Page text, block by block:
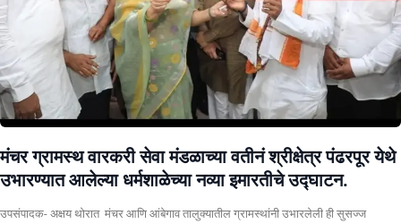
मंचर ग्रामस्थ वारकरी सेवा मंडळाच्या वतीनं श्रीक्षेत्र पंढरपूर येथे
उभारण्यात आलेल्या धर्मशाळेच्या नव्या इमारतीचे उद्घाटन.
उपसंपादक- अक्षय थोरात मंचर आणि आंबेगाव तालुक्यातील ग्रामस्थांनी उभारलेली ही सुसज्ज